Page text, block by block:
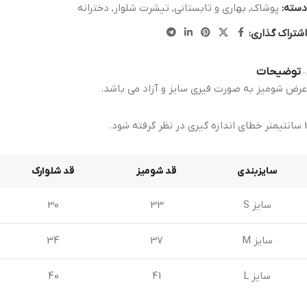
دسته: پوشاک, بهاری و تابستانی, تیشرت شلوار , دخترانه
اشتراک گذاری:
توضیحات
عرض شومیز به صورت فیری سایز و آزاد می باشد.
1 سانتیمتر خطای اندازه گیری در نظر گرفته شود.
سایزبندی قد شومیز قد شلوارک
سایز S 33
30
سایز M 37
34
سایز L 41
40